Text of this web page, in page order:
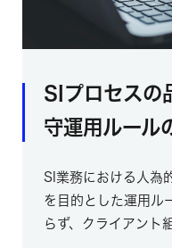
SIプロセスの
守運用ルール
SI業務における人為
を目的とした運用ル
らず、クライアント